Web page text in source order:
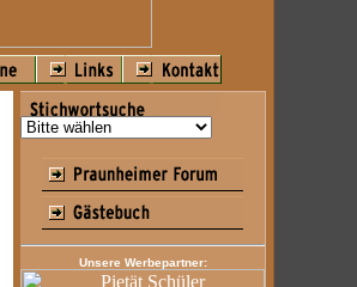
Unsere Werbepartner: